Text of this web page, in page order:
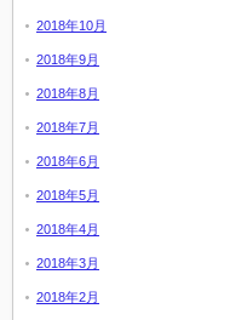
2018年10月
2018年9月
2018年8月
2018年7月
2018年6月
2018年5月
2018年4月
2018年3月
2018年2月